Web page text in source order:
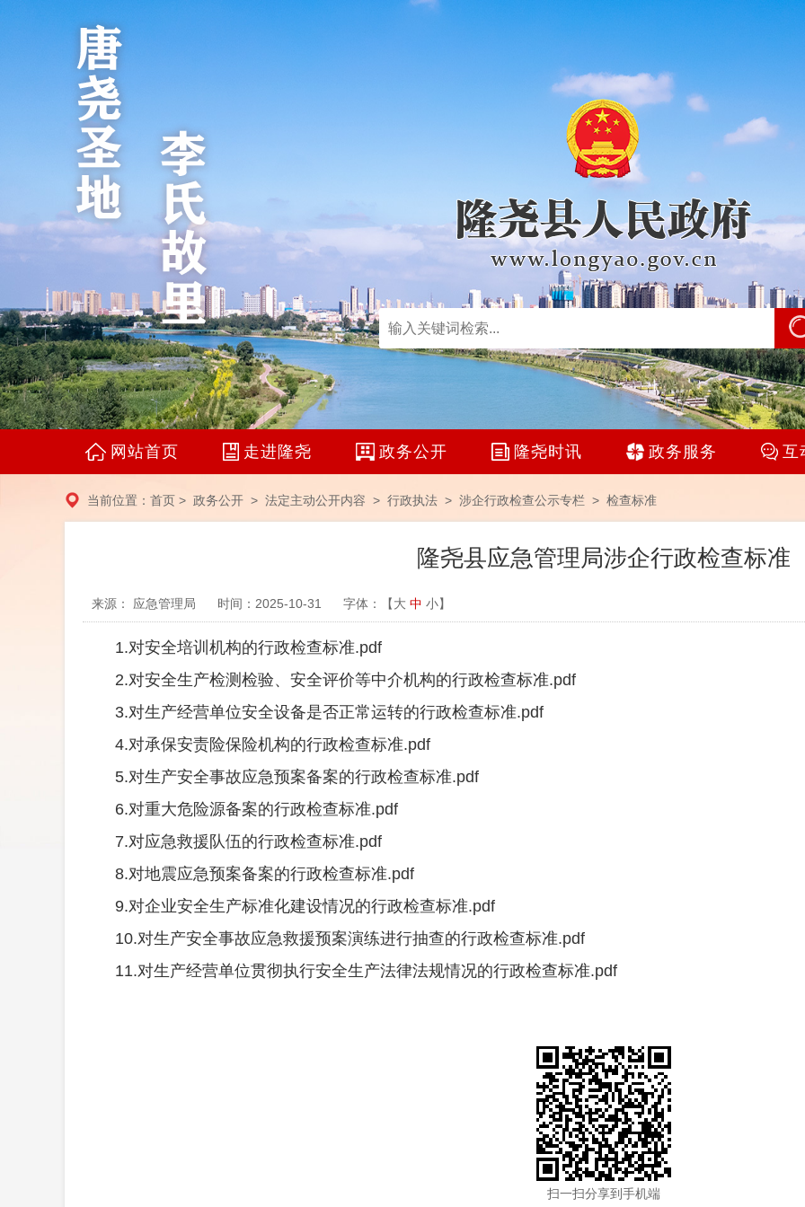
网站首页 走进隆尧 政务公开 隆尧时讯 政务服务 互
当前位置： 首页 > 政务公开 > 法定主动公开内容 > 行政执法 > 涉企行政检查公示专栏 > 检查标准
隆尧县应急管理局涉企行政检查标准
来源： 应急管理局 时间：2025-10-31 字体：【大 中 小】
1.对安全培训机构的行政检查标准.pdf
2.对安全生产检测检验、安全评价等中介机构的行政检查标准.pdf
3.对生产经营单位安全设备是否正常运转的行政检查标准.pdf
4.对承保安责险保险机构的行政检查标准.pdf
5.对生产安全事故应急预案备案的行政检查标准.pdf
6.对重大危险源备案的行政检查标准.pdf
7.对应急救援队伍的行政检查标准.pdf
8.对地震应急预案备案的行政检查标准.pdf
9.对企业安全生产标准化建设情况的行政检查标准.pdf
10.对生产安全事故应急救援预案演练进行抽查的行政检查标准.pdf
11.对生产经营单位贯彻执行安全生产法律法规情况的行政检查标准.pdf
扫一扫分享到手机端